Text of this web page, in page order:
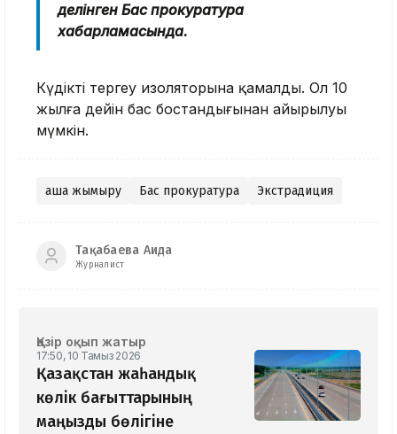
делінген Бас прокуратура
хабарламасында.
Күдікті тергеу изоляторына қамалды. Ол 10
жылға дейін бас бостандығынан айырылуы
мүмкін.
ақша жымқыру Бас прокуратура Экстрадиция
Тақабаева Аида
Журналист
Қазір оқып жатыр
17:50, 10 Тамыз 2026
Қазақстан жаһандық
көлік бағыттарының
маңызды бөлігіне